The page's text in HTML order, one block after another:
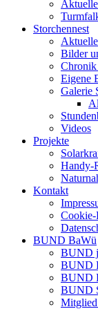
Storchennest
Bilder
Chronik
Eigene
Galerie
Videos
Projekte
Handy-
Kontakt
BUND BaWü
BUND
BUND
BUND
BUND